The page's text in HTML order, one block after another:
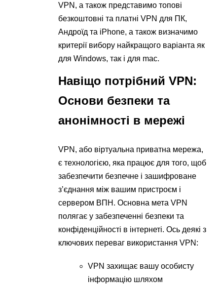
VPN, а також представимо топові
безкоштовні та платні VPN для ПК,
Андроїд та iPhone, а також визначимо
критерії вибору найкращого варіанта як
для Windows, так і для mac.
Навіщо потрібний VPN:
Основи безпеки та
анонімності в мережі
VPN, або віртуальна приватна мережа,
є технологією, яка працює для того, щоб
забезпечити безпечне і зашифроване
з’єднання між вашим пристроєм і
сервером ВПН. Основна мета VPN
полягає у забезпеченні безпеки та
конфіденційності в інтернеті. Ось деякі з
ключових переваг використання VPN:
VPN захищає вашу особисту
інформацію шляхом